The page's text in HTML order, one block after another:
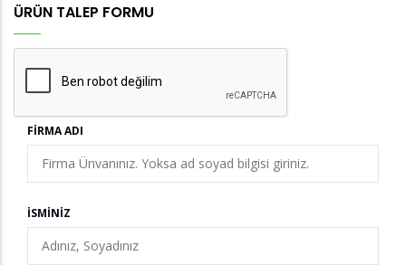
ÜRÜN TALEP FORMU
FIRMA ADI
İSMINIZ